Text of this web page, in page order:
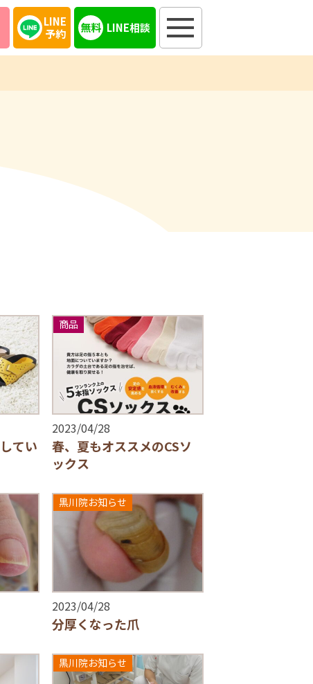
LINE
予約
LINE相談
てい
商品
2023/04/28
春、夏もオススメのCSソ
ックス
黒川院お知らせ
2023/04/28
分厚くなった爪
黒川院お知らせ